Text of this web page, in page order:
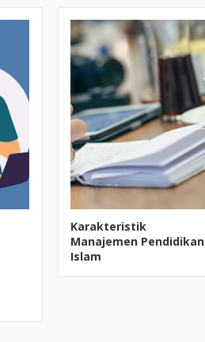
Karakteristik
Manajemen Pendidikan
Islam